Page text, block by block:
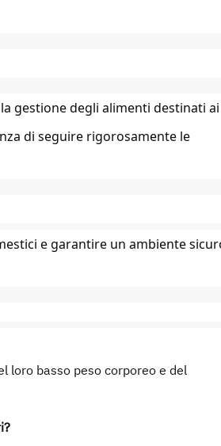
gestione degli alimenti destinati ai
di seguire rigorosamente le
e garantire un ambiente
loro basso peso corporeo e del